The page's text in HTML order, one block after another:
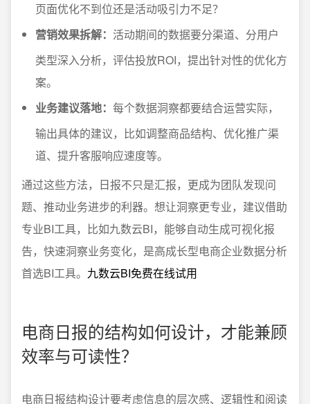
页面优化不到位还是活动吸引力不足？
营销效果拆解： 活动期间的数据要分渠道、分用户
类型深入分析，评估投放ROI，提出针对性的优化方
案。
业务建议落地： 每个数据洞察都要结合运营实际，
输出具体的建议，比如调整商品结构、优化推广渠
道、提升客服响应速度等。
通过这些方法，日报不只是汇报，更成为团队发现问
题、推动业务进步的利器。想让洞察更专业，建议借助
专业BI工具，比如九数云BI，能够自动生成可视化报
告，快速洞察业务变化，是高成长型电商企业数据分析
首选BI工具。 九数云BI免费在线试用
电商日报的结构如何设计，才能兼顾
效率与可读性？
电商日报结构设计要考虑信息的层次感、逻辑性和阅读